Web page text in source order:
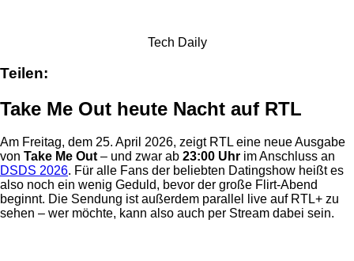
Tech Daily
Teilen:
Take Me Out heute Nacht auf RTL
Am Freitag, dem 25. April 2026, zeigt RTL eine neue Ausgabe
von Take Me Out– und zwar ab 23:00 Uhr im Anschluss an
DSDS 2026. Für alle Fans der beliebten Datingshow heißt es
also noch ein wenig Geduld, bevor der große Flirt-Abend
beginnt. Die Sendung ist außerdem parallel live auf RTL+ zu
sehen – wer möchte, kann also auch per Stream dabei sein.